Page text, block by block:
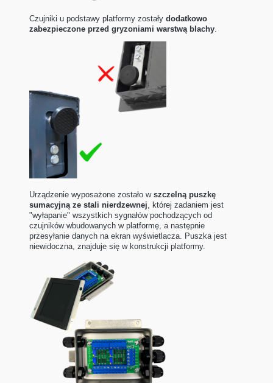
Czujniki u podstawy platformy zostały dodatkowo
zabezpieczone przed gryzoniami warstwą blachy
Urządzenie wyposażone zostało w szczelną puszkę
sumacyjną ze stali nierdzewnej , której zadaniem jest
"wyłapanie" wszystkich sygnałów pochodzących od
czujników wbudowanych w platformę, a następnie
przesyłanie danych na ekran wyświetlacza. Puszka jest
niewidoczna, znajduje się w konstrukcji platformy.